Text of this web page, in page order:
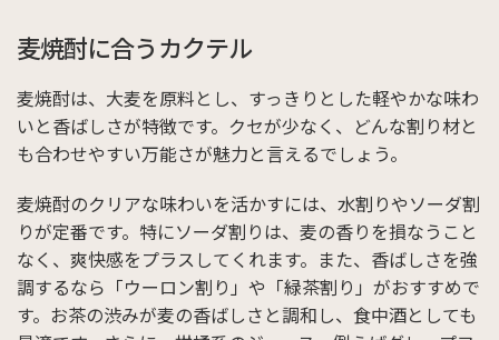
麦焼酎に合うカクテル
麦焼酎は、大麦を原料とし、すっきりとした軽やかな味わ
いと香ばしさが特徴です。クセが少なく、どんな割り材と
も合わせやすい万能さが魅力と言えるでしょう。
麦焼酎のクリアな味わいを活かすには、水割りやソーダ割
りが定番です。特にソーダ割りは、麦の香りを損なうこと
なく、爽快感をプラスしてくれます。また、香ばしさを強
調するなら「ウーロン割り」や「緑茶割り」がおすすめで
す。お茶の渋みが麦の香ばしさと調和し、食中酒としても